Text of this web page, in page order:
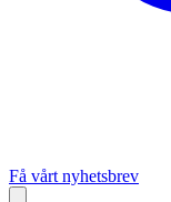
Få vårt nyhetsbrev